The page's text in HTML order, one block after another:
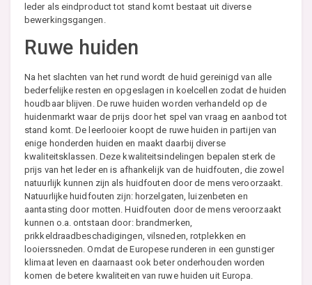
leder als eindproduct tot stand komt bestaat uit diverse
bewerkingsgangen.
Ruwe huiden
Na het slachten van het rund wordt de huid gereinigd van alle
bederfelijke resten en opgeslagen in koelcellen zodat de huiden
houdbaar blijven. De ruwe huiden worden verhandeld op de
huidenmarkt waar de prijs door het spel van vraag en aanbod tot
stand komt. De leerlooier koopt de ruwe huiden in partijen van
enige honderden huiden en maakt daarbij diverse
kwaliteitsklassen. Deze kwaliteitsindelingen bepalen sterk de
prijs van het leder en is afhankelijk van de huidfouten, die zowel
natuurlijk kunnen zijn als huidfouten door de mens veroorzaakt.
Natuurlijke huidfouten zijn: horzelgaten, luizenbeten en
aantasting door motten. Huidfouten door de mens veroorzaakt
kunnen o.a. ontstaan door: brandmerken,
prikkeldraadbeschadigingen, vilsneden, rotplekken en
looierssneden. Omdat de Europese runderen in een gunstiger
klimaat leven en daarnaast ook beter onderhouden worden
komen de betere kwaliteiten van ruwe huiden uit Europa.